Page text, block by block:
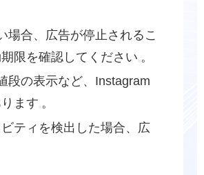
場合、広告が停止されるこ
限を確認してください 。
段の表示など、Instagram
ます 。
ティを検出した場合、広